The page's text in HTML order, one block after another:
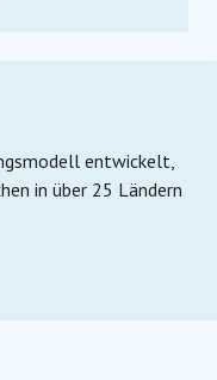
entwickelt,
in über 25 Ländern